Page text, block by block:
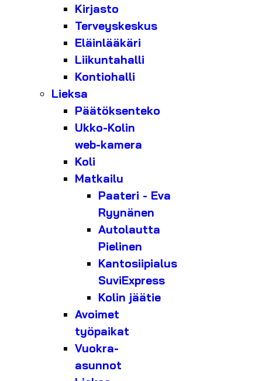
Kirjasto
Terveyskeskus
Eläinlääkäri
Liikuntahalli
Kontiohalli
Lieksa
Päätöksenteko
Ukko-Kolin
web-kamera
Koli
Matkailu
Paateri - Eva
Ryynänen
Autolautta
Pielinen
Kantosiipialus
SuviExpress
Kolin jäätie
Avoimet
työpaikat
Vuokra-
asunnot